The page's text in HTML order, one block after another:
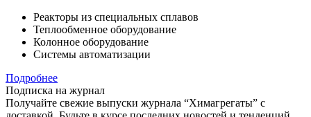
Реакторы из специальных сплавов
Теплообменное оборудование
Колонное оборудование
Системы автоматизации
Подробнее
Подписка на журнал
Получайте свежие выпуски журнала “Химагрегаты” с